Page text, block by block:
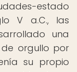
estado
V a.C., las
una
orgullo por
su propio